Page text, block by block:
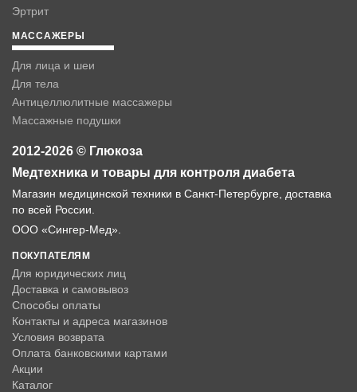
Эртрит
МАССАЖЕРЫ
Для лица и шеи
Для тела
Антицеллюлитные массажеры
Массажные подушки
2012-2026 © Глюкоза
Медтехника и товары для контроля диабета
Магазин медицинской техники в Санкт-Петербурге, доставка
по всей России.
ООО «Сингер-Мед».
ПОКУПАТЕЛЯМ
Для юридических лиц
Доставка и самовывоз
Способы оплаты
Контакты и адреса магазинов
Условия возврата
Оплата банковскими картами
Акции
Каталог